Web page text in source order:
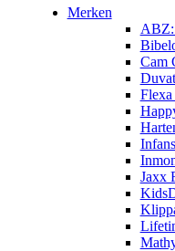
Merken
ABZ:
Cam
Flexa
Jaxx